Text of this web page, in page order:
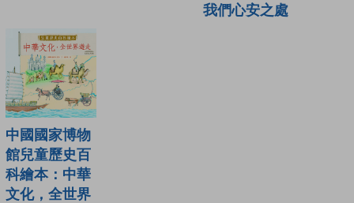
我們心安之處
中國國家博物
館兒童歷史百
科繪本：中華
文化，全世界